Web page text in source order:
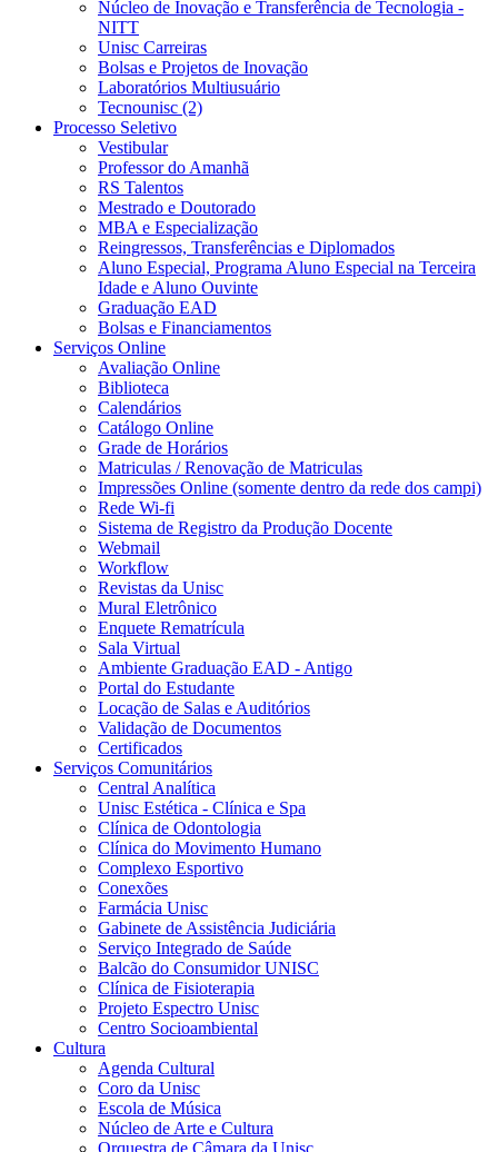
Núcleo de Inovação e Transferência de Tecnologia -
NITT
Unisc Carreiras
Bolsas e Projetos de Inovação
Laboratórios Multiusuário
Tecnounisc (2)
Processo Seletivo
Vestibular
Professor do Amanhã
RS Talentos
Mestrado e Doutorado
MBA e Especialização
Reingressos, Transferências e Diplomados
Aluno Especial, Programa Aluno Especial na Terceira
Idade e Aluno Ouvinte
Graduação EAD
Bolsas e Financiamentos
Serviços Online
Avaliação Online
Biblioteca
Calendários
Catálogo Online
Grade de Horários
Matriculas / Renovação de Matriculas
Impressões Online (somente dentro da rede dos campi)
Rede Wi-fi
Sistema de Registro da Produção Docente
Webmail
Workflow
Revistas da Unisc
Mural Eletrônico
Enquete Rematrícula
Sala Virtual
Ambiente Graduação EAD - Antigo
Portal do Estudante
Locação de Salas e Auditórios
Validação de Documentos
Certificados
Serviços Comunitários
Central Analítica
Unisc Estética - Clínica e Spa
Clínica de Odontologia
Clínica do Movimento Humano
Complexo Esportivo
Conexões
Farmácia Unisc
Gabinete de Assistência Judiciária
Serviço Integrado de Saúde
Balcão do Consumidor UNISC
Clínica de Fisioterapia
Projeto Espectro Unisc
Centro Socioambiental
Cultura
Agenda Cultural
Coro da Unisc
Escola de Música
Núcleo de Arte e Cultura